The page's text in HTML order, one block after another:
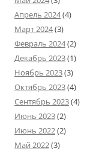
Апрель 2024(4)
Март 2024(3)
Февраль 2024(2)
Декабрь 2023(1)
Ноябрь 2023(3)
Октябрь 2023(4)
Сентябрь 2023(4)
Июнь 2023(2)
Июнь 2022(2)
Май 2022(3)